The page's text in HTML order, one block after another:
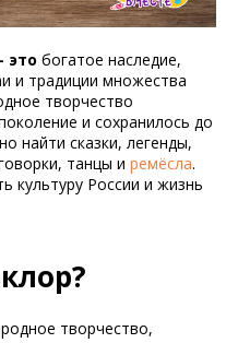
это богатое наследие,
и традиции множества
творчество
и сохранилось до
найти сказки, легенды,
танцы и ремёсла.
культуру России и жизнь
творчество,